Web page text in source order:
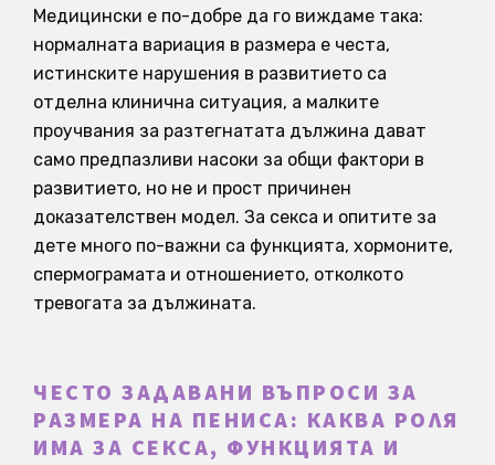
Медицински е по-добре да го виждаме така:
нормалната вариация в размера е честа,
истинските нарушения в развитието са
отделна клинична ситуация, а малките
проучвания за разтегнатата дължина дават
само предпазливи насоки за общи фактори в
развитието, но не и прост причинен
доказателствен модел. За секса и опитите за
дете много по-важни са функцията, хормоните,
спермограмата и отношението, отколкото
тревогата за дължината.
ЧЕСТО ЗАДАВАНИ ВЪПРОСИ ЗА
РАЗМЕРА НА ПЕНИСА: КАКВА РОЛЯ
ИМА ЗА СЕКСА, ФУНКЦИЯТА И